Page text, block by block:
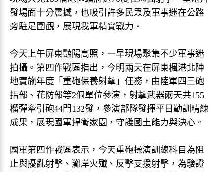
發場面十分震撼，也吸引許多民眾及軍事迷在公路
旁駐足圍觀，展現我軍精實戰力。
今天上午屏東豔陽高照，一早現場聚集不少軍事迷
拍攝。第四作戰區指出，今明兩天在屏東楓港北陣
地實施年度「重砲保養射擊」任務，由陸軍四三砲
指部、花防部等2個單位參演，射擊武器兩天共155
榴彈牽引砲44門132發，參演部隊發揮平日勤訓精練
成果，展現國軍捍衛家園，守護國土能力與決心。
國軍第四作戰區表示，今天重砲操演訓練科目為阻
止與擾亂射擊、灘岸火殲、反擊支援射擊，為驗證